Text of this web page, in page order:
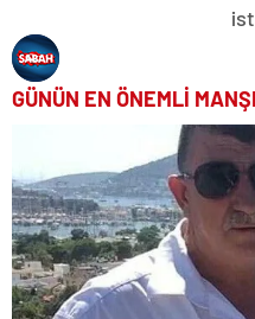
GÜNÜN EN ÖNEMLİ